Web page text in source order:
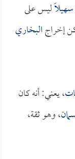
سهيلاًليس على
إخراجالبخاري
، يعني: أنه كان
، وهو ثقة،